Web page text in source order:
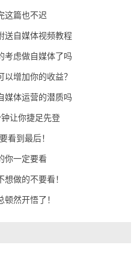
这篇也不迟
送自媒体视频教程
考虑做自媒体了吗
增加你的收益？
媒体运营的潜质吗
让你捷足先登
看到最后！
你一定要看
做的不要看！
然开悟了！